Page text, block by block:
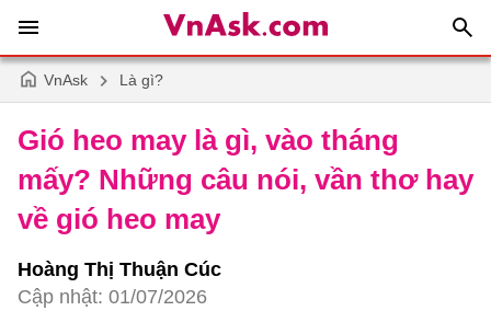
VnAsk Là gì?
Gió heo may là gì, vào tháng
mấy? Những câu nói, vần thơ hay
về gió heo may
Hoàng Thị Thuận Cúc
Cập nhật: 01/07/2026